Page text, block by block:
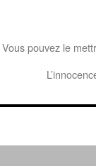
Vous pouvez le